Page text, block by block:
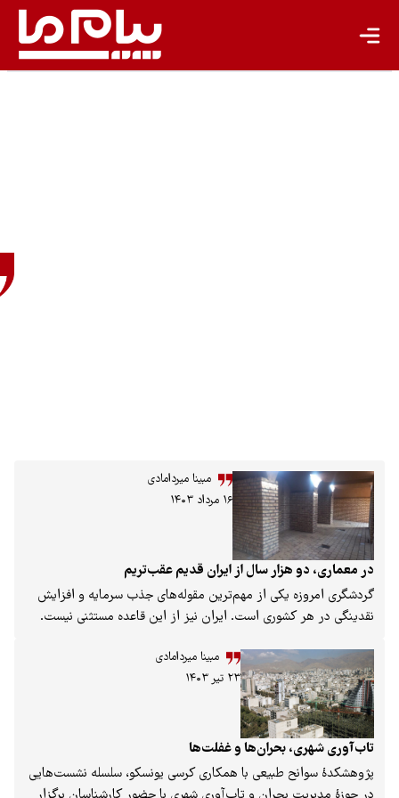
روزنامه‌نگار
مبینا میردامادی
۱۶ مرداد ۱۴۰۳
سال از ایران قدیم عقب‌تریم
یکی از مهم‌ترین مقوله‌های جذب سرمایه و افزایش
است. ایران نیز از این قاعده مستثنی نیست.
در سازه‌های گردشگری است. درباره اهمیت
تفریحی و گردشگری با «ساسان حیدری»
داشتیم که در ادامه می‌خوانید.
مبینا میردامادی
۲۳ تیر ۱۴۰۳
و غفلت‌ها
طبیعی با همکاری کرسی یونسکو، سلسله نشست‌هایی